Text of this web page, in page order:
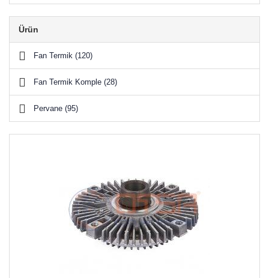
Peugeot (6)
Ürün
Fan Termik (120)
Fan Termik Komple (28)
Pervane (95)